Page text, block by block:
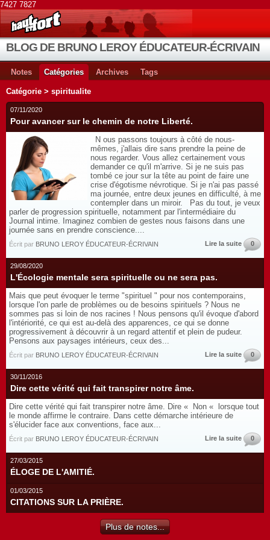
7427 7827
BLOG DE BRUNO LEROY ÉDUCATEUR-ÉCRIVAIN
Notes Catégories Archives Tags
Catégorie > spiritualite
07/11/2020
Pour avancer sur le chemin de notre Liberté.
N ous passons toujours à côté de nous-
mêmes, j'allais dire sans prendre la peine de
nous regarder. Vous allez certainement vous
demander ce qu'il m'arrive. Si je ne suis pas
tombé ce jour sur la tête au point de faire une
crise d'égotisme névrotique. Si je n'ai pas passé
ma journée, entre deux jeunes en difficulté, à me
contempler dans un miroir. Pas du tout, je veux
parler de progression spirituelle, notamment par l'intermédiaire du
Journal intime. Imaginez combien de gestes nous faisons dans une
journée sans en prendre conscience....
Écrit par BRUNO LEROY ÉDUCATEUR-ÉCRIVAIN Lire la suite 0
29/08/2020
L'Écologie mentale sera spirituelle ou ne sera pas.
Mais que peut évoquer le terme "spirituel " pour nos contemporains,
lorsque l'on parle de problèmes ou de besoins spirituels ? Nous ne
sommes pas si loin de nos racines ! Nous pensons qu'il évoque d'abord
l'intériorité, ce qui est au-delà des apparences, ce qui se donne
progressivement à découvrir à un regard attentif et plein de pudeur.
Pensons aux paysages intérieurs, ceux des...
Écrit par BRUNO LEROY ÉDUCATEUR-ÉCRIVAIN Lire la suite 0
30/11/2016
Dire cette vérité qui fait transpirer notre âme.
Dire cette vérité qui fait transpirer notre âme. Dire « Non « lorsque tout
le monde affirme le contraire. Dans cette démarche intérieure de
s'élucider face aux conventions, face aux...
Écrit par BRUNO LEROY ÉDUCATEUR-ÉCRIVAIN Lire la suite 0
27/03/2015
ÉLOGE DE L'AMITIÉ.
01/03/2015
CITATIONS SUR LA PRIÈRE.
Plus de notes...